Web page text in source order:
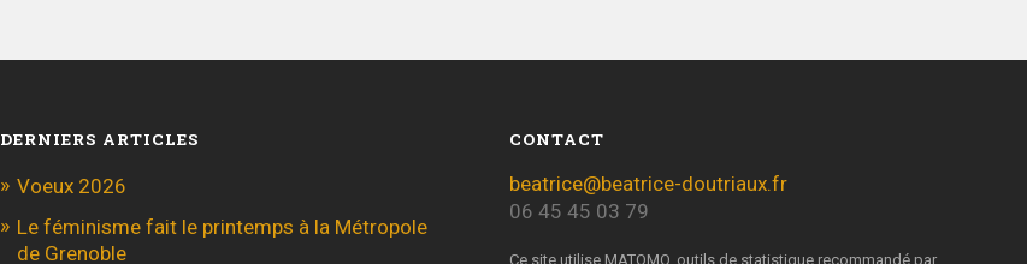
DERNIERS ARTICLES
Voeux 2026
Le féminisme fait le printemps à la Métropole
de Grenoble
CONTACT
beatrice@beatrice-doutriaux.fr
06 45 45 03 79
Ce site utilise MATOMO, outils de statistique recommandé par